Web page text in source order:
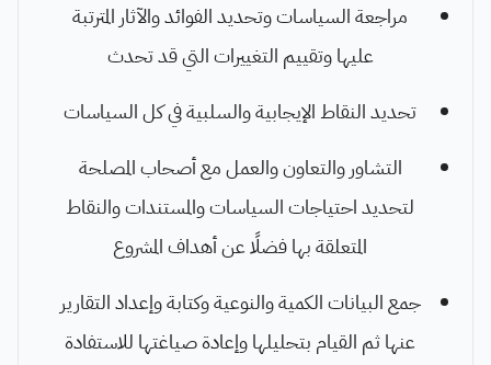
مراجعة السياسات وتحديد الفوائد والآثار المترتبة
عليها وتقييم التغييرات التي قد تحدث
تحديد النقاط الإيجابية والسلبية في كل السياسات
التشاور والتعاون والعمل مع أصحاب المصلحة
لتحديد احتياجات السياسات والمستندات والنقاط
المتعلقة بها فضلًا عن أهداف المشروع
جمع البيانات الكمية والنوعية وكتابة وإعداد التقارير
عنها ثم القيام بتحليلها وإعادة صياغتها للاستفادة